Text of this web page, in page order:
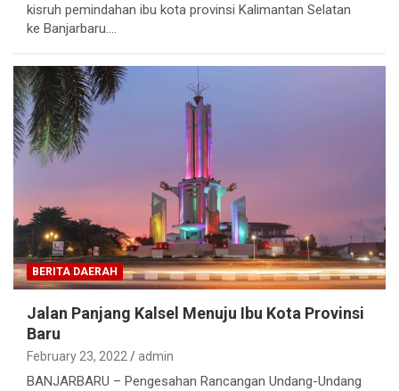
kisruh pemindahan ibu kota provinsi Kalimantan Selatan
ke Banjarbaru.…
BERITA DAERAH
Jalan Panjang Kalsel Menuju Ibu Kota Provinsi
Baru
February 23, 2022 admin
BANJARBARU – Pengesahan Rancangan Undang-Undang